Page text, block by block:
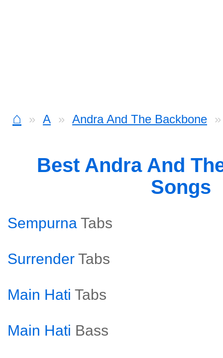
⌂ A Andra And The Backbone
Best Andra And
Songs
Sempurna Tabs
Surrender Tabs
Main Hati Tabs
Main Hati Bass